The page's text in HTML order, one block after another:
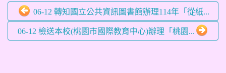
06-12 轉知國立公共資訊圖書館辦理114年「從紙...
06-12 檢送本校(桃園市國際教育中心)辦理「桃園...